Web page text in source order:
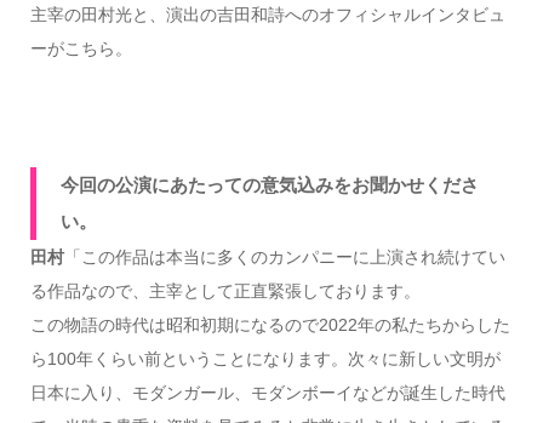
主宰の田村光と、演出の吉田和詩へのオフィシャルインタビュ
ーがこちら。
今回の公演にあたっての意気込みをお聞かせくださ
い。
田村「この作品は本当に多くのカンパニーに上演され続けてい
る作品なので、主宰として正直緊張しております。
この物語の時代は昭和初期になるので2022年の私たちからした
ら100年くらい前ということになります。次々に新しい文明が
日本に入り、モダンガール、モダンボーイなどが誕生した時代